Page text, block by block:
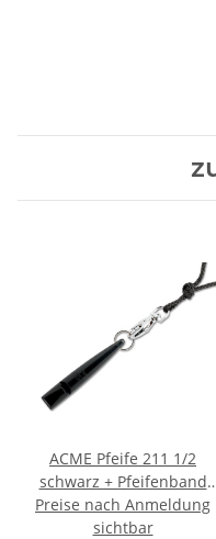
ACME Pfeife 211 1/2
schwarz + Pfeifenband
kostenlos
Preise nach Anmeldung
sichtbar